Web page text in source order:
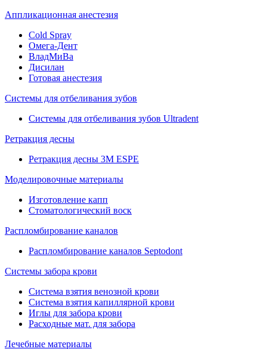
Аппликационная анестезия
Cold Spray
Омега-Дент
ВладМиВа
Дисилан
Готовая анестезия
Системы для отбеливания зубов
Системы для отбеливания зубов Ultradent
Ретракция десны
Ретракция десны 3M ESPE
Моделировочные материалы
Изготовление капп
Стоматологический воск
Распломбирование каналов
Распломбирование каналов Septodont
Системы забора крови
Система взятия венозной крови
Система взятия капиллярной крови
Иглы для забора крови
Расходные мат. для забора
Лечебные материалы